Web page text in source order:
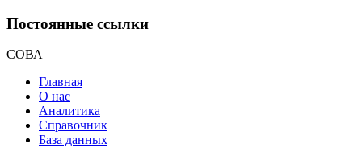
Постоянные ссылки
СОВА
Главная
О нас
Аналитика
Справочник
База данных